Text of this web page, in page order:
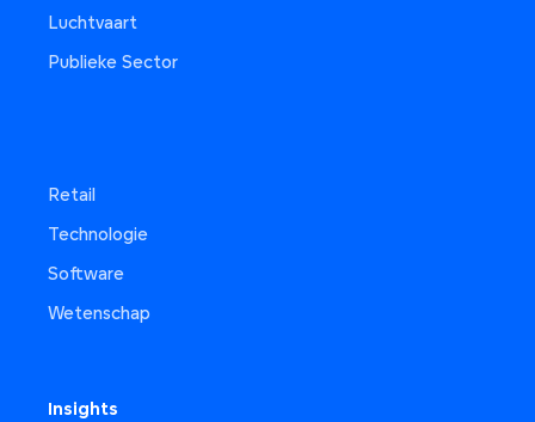
Luchtvaart
Publieke Sector
Retail
Technologie
Software
Wetenschap
Insights